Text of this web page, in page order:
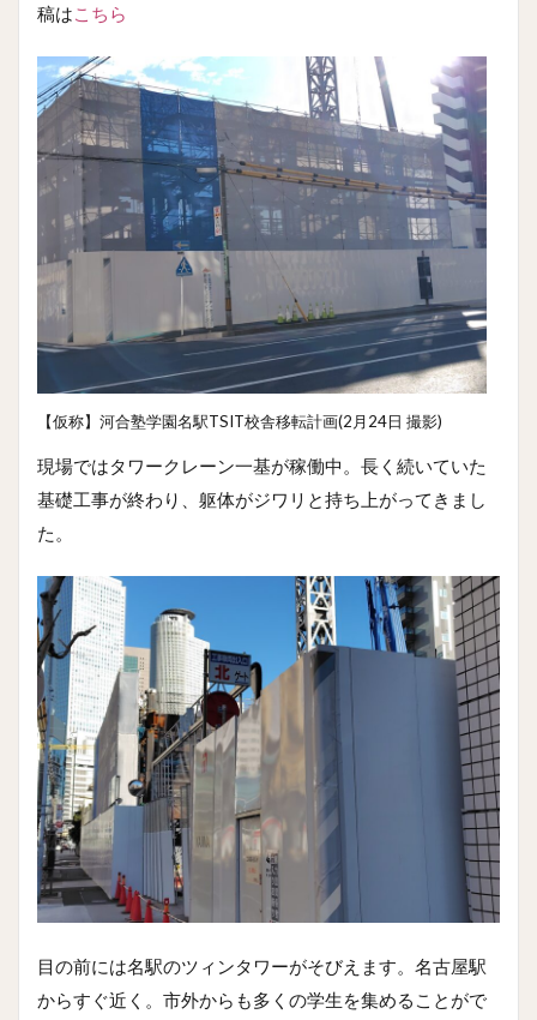
稿は こちら
【仮称】河合塾学園名駅TSIT校舎移転計画(2月24日 撮影)
現場ではタワークレーン一基が稼働中。長く続いていた
基礎工事が終わり、躯体がジワリと持ち上がってきまし
た。
目の前には名駅のツィンタワーがそびえます。名古屋駅
からすぐ近く。市外からも多くの学生を集めることがで